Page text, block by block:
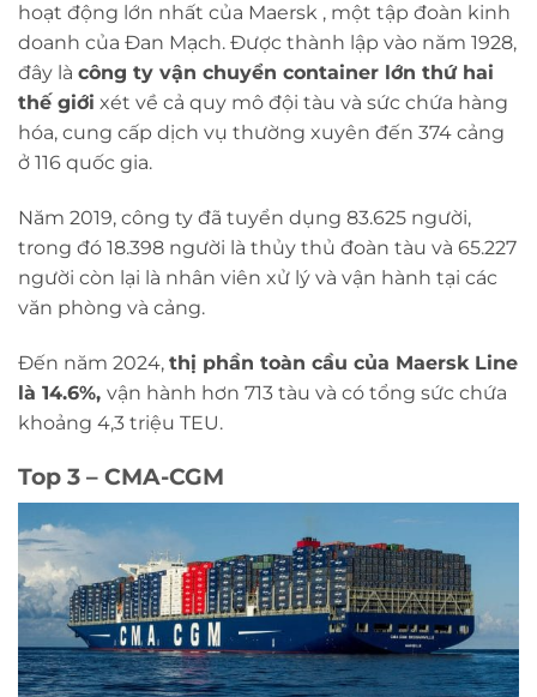
hoạt động lớn nhất của Maersk , một tập đoàn kinh
doanh của Đan Mạch. Được thành lập vào năm 1928,
đây là công ty vận chuyển container lớn thứ hai
thế giới xét về cả quy mô đội tàu và sức chứa hàng
hóa, cung cấp dịch vụ thường xuyên đến 374 cảng
ở 116 quốc gia.
Năm 2019, công ty đã tuyển dụng 83.625 người,
trong đó 18.398 người là thủy thủ đoàn tàu và 65.227
người còn lại là nhân viên xử lý và vận hành tại các
văn phòng và cảng.
Đến năm 2024, thị phần toàn cầu của Maersk Line
là 14.6%, vận hành hơn 713 tàu và có tổng sức chứa
khoảng 4,3 triệu TEU.
Top 3 – CMA-CGM